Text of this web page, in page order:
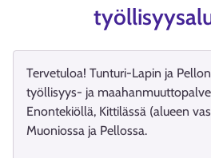
Tervetuloa! Tunturi-Lapin ja
työllisyys- ja
Enontekiöllä, Kittilässä (alueen
Muoniossa ja Pellossa.